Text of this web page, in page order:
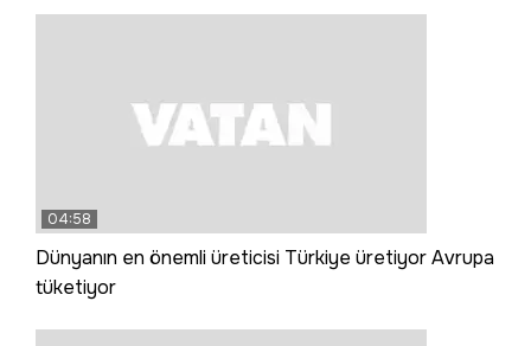
04:58
Dünyanın en önemli üreticisi Türkiye üretiyor Avrupa
tüketiyor